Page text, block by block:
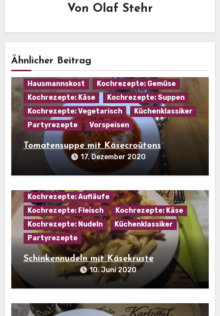
Von Olaf Stehr
Ähnlicher Beitrag
Hausmannskost
Kochrezepte: Gemüse
Kochrezepte: Käse
Kochrezepte: Suppen
Kochrezepte: Vegetarisch
Küchenklassiker
Partyrezepte
Vorspeisen
Tomatensuppe mit Käsecroûtons
17. Dezember 2020
Kochrezepte: Aufläufe
Kochrezepte: Fleisch
Kochrezepte: Käse
Kochrezepte: Nudeln
Küchenklassiker
Partyrezepte
Schinkennudeln mit Käsekruste
10. Juni 2020